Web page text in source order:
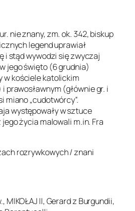
nie znany, zm. ok. 342, biskup
legend uprawiał
i stąd wywodzi się zwyczaj
jego święto (6 grudnia)
w kościele katolickim
prawosławnym (głównie gr. i
miano „cudotwórcy”.
występowały w sztuce
życia malowali m.in. Fra
rozrywkowych / znani
MIKOŁAJ II, Gerard z Burgundii,